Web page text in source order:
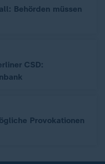
Behörden müssen
CSD:
Provokationen